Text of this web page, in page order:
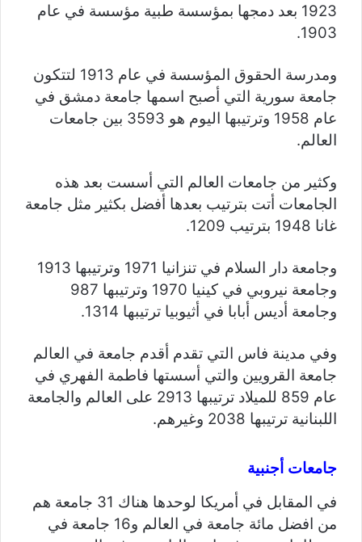
1923 بعد دمجها بمؤسسة طبية مؤسسة في عام
1903.
ومدرسة الحقوق المؤسسة في عام 1913 لتتكون
جامعة سورية التي أصبح اسمها جامعة دمشق في
عام 1958 وترتيبها اليوم هو 3593 بين جامعات
العالم.
وكثير من جامعات العالم التي أسست بعد هذه
الجامعات أتت بترتيب بعدها أفضل بكثير مثل جامعة
غانا 1948 بترتيب 1209.
وجامعة دار السلام في تنزانيا 1971 وترتيبها 1913
وجامعة نيروبي في كينيا 1970 وترتيبها 987
وجامعة أديس أبابا في أثيوبيا ترتيبها 1314.
وفي مدينة فاس التي تقدم أقدم جامعة في العالم
جامعة القرويين والتي أسستها فاطمة الفهري في
عام 859 للميلاد ترتيبها 2913 على العالم والجامعة
اللبنانية ترتيبها 2038 وغيرهم.
جامعات أجنبية
في المقابل في أمريكا لوحدها هناك 31 جامعة هم
من افضل مائة جامعة في العالم و16 جامعة في